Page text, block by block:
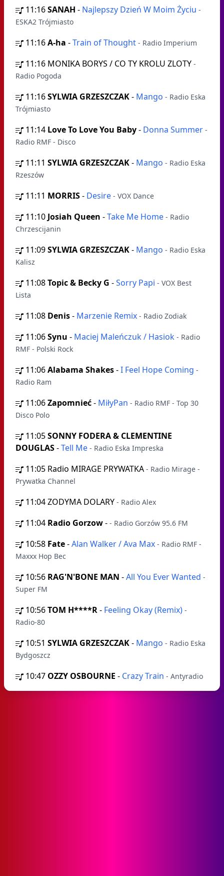
11:16SANAH - Najlepszy Dzień W Moim Życiu -
ESKA2 Trójmiasto
11:16A-ha -Train of Thought - Radio Imperium
11:16 MONIKA BORYS / CO TY KROLU ZLOTY -
Radio Pogoda
11:16SYLWIA GRZESZCZAK- Mango - Radio Eska
Trójmiasto
11:14 Love To Love You Baby- Donna Summer -
Radio RMF - Disco
11:11 SYLWIA GRZESZCZAK- Mango - Radio Eska
Rzeszów
11:11 MORRIS- Desire - VOX Dance
11:10 Josiah Queen -Take Me Home - Radio
Chrzescijanin
11:09SYLWIA GRZESZCZAK- Mango - Radio Eska
Kalisz
11:08Topic & Becky G -Sorry Papi - VOX Best
Lista
11:08 Denis- Marzenie Remix - Radio Zodiak
11:06Synu - Maciej Maleńczuk / Hasiok - Radio
RMF - Polski Rock
11:06Alabama Shakes-I Feel Hope Coming -
Radio Ram
11:06Zapomnieć- MiłyPan - Radio RMF - Top 30
Disco Polo
11:05SONNY FODERA & CLEMENTINE
DOUGLAS-Tell Me - Radio Eska Impreska
11:05 Radio MIRAGE PRYWATKA - Radio Mirage -
Prywatka Channel
11:04ZODYMA DOLARY - Radio Alex
11:04 Radio Gorzow- - Radio Gorzów 95.6 FM
10:58 Fate-Alan Walker / Ava Max - Radio RMF -
Maxxx Hop Bec
10:56 RAG'N'BONE MAN -All You Ever Wanted -
Super FM
10:56TOM H****R- Feeling Okay (Remix) -
Radio-80
10:51 SYLWIA GRZESZCZAK- Mango - Radio Eska
Bydgoszcz
10:47 OZZY OSBOURNE - Crazy Train - Antyradio